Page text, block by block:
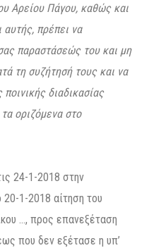
Αρείου Πάγου, καθώς και
αυτής, πρέπει να
παραστάσεώς του και μη
τη συζήτησή τους και να
διαδικασίας
οριζόμενα στο
24-1-2018 στην
1-2018 αίτηση του
…, προς επανεξέταση
που δεν εξέτασε η υπ’